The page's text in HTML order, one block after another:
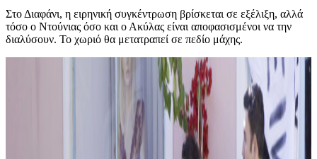
Στο Διαφάνι, η ειρηνική συγκέντρωση βρίσκεται σε εξέλιξη, αλλά
τόσο ο Ντούνιας όσο και ο Ακύλας είναι αποφασισμένοι να την
διαλύσουν. Το χωριό θα μετατραπεί σε πεδίο μάχης.